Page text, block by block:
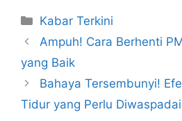
Kabar Terkini
Ampuh! Cara Berhenti
yang Baik
Bahaya Tersembunyi!
Tidur yang Perlu Diwaspadai